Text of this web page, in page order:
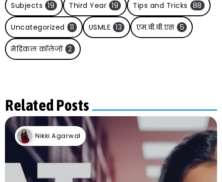
Subjects 19 Third Year 19 Tips and Tricks 88
Uncategorized 11 USMLE 13 एम.बी.बी.एस 5
मेडिकल कॉलेजों 2
Related Posts
Nikki Agarwal